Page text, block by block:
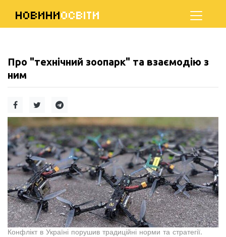
НОВИНИОСВІТИ
Про "технічний зоопарк" та взаємодію з
ним
Конфлікт в Україні порушив традиційні норми та стратегії.